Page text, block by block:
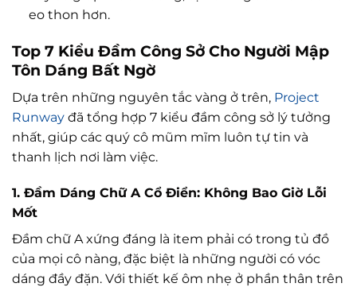
eo thon hơn.
Top 7 Kiểu Đầm Công Sở Cho Người Mập
Tôn Dáng Bất Ngờ
Dựa trên những nguyên tắc vàng ở trên, Project
Runway đã tổng hợp 7 kiểu đầm công sở lý tưởng
nhất, giúp các quý cô mũm mĩm luôn tự tin và
thanh lịch nơi làm việc.
1. Đầm Dáng Chữ A Cổ Điển: Không Bao Giờ Lỗi
Mốt
Đầm chữ A xứng đáng là item phải có trong tủ đồ
của mọi cô nàng, đặc biệt là những người có vóc
dáng đầy đặn. Với thiết kế ôm nhẹ ở phần thân trên